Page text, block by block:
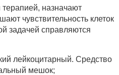
назначают
чувствительность клеток
задачей справляются
лейкоцитарный. Средство
мешок;